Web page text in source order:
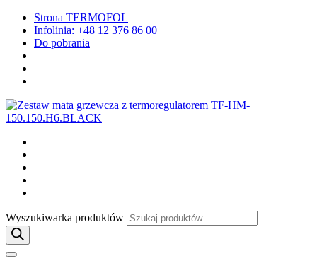
Strona TERMOFOL
Infolinia: +48 12 376 86 00
Do pobrania
Wyszukiwarka produktów